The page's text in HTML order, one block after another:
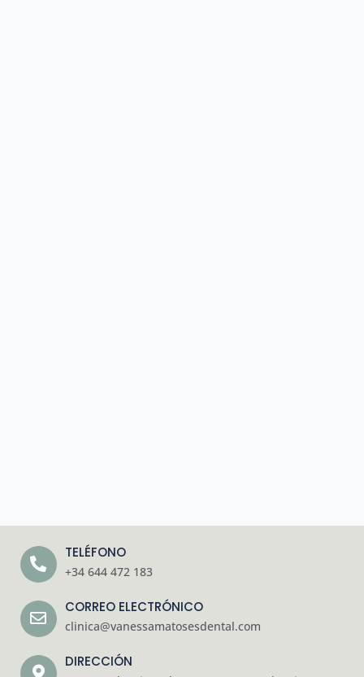
TELÉFONO
+34 644 472 183
CORREO ELECTRÓNICO
clinica@vanessamatosesdental.com
DIRECCIÓN